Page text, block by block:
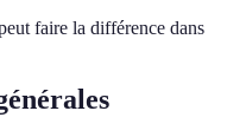
faire la différence dans